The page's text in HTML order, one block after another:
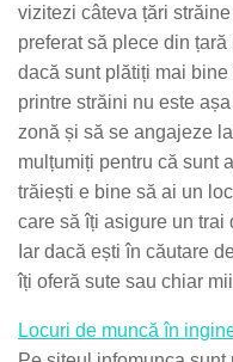
vizitezi câteva țări
preferat să plece din
dacă sunt plătiți mai
printre străini nu este
zonă și să se angajeze
mulțumiți pentru că sunt
trăiești e bine să ai un
care să îți asigure un trai
Iar dacă ești în căutare
îți oferă sute sau chiar
Locuri de muncă în